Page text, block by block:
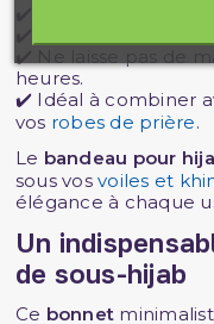
✔️ Convient à toutes
heures.
✔️ Idéal à combiner
vos robes de prière.
Le bandeau pour
sous vosvoiles et
élégance à chaque
Un
de sous-hijab
Ce bonnet